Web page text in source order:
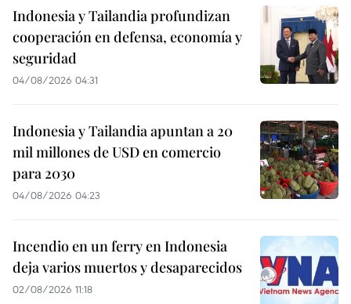
Indonesia y Tailandia profundizan
cooperación en defensa, economía y
seguridad
04/08/2026 04:31
Indonesia y Tailandia apuntan a 20
mil millones de USD en comercio
para 2030
04/08/2026 04:23
Incendio en un ferry en Indonesia
deja varios muertos y desaparecidos
02/08/2026 11:18